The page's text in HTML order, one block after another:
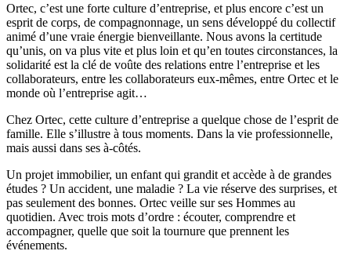
Ortec, c’est une forte culture d’entreprise, et plus encore c’est un
esprit de corps, de compagnonnage, un sens développé du collectif
animé d’une vraie énergie bienveillante. Nous avons la certitude
qu’unis, on va plus vite et plus loin et qu’en toutes circonstances, la
solidarité est la clé de voûte des relations entre l’entreprise et les
collaborateurs, entre les collaborateurs eux-mêmes, entre Ortec et le
monde où l’entreprise agit…
Chez Ortec, cette culture d’entreprise a quelque chose de l’esprit de
famille. Elle s’illustre à tous moments. Dans la vie professionnelle,
mais aussi dans ses à-côtés.
Un projet immobilier, un enfant qui grandit et accède à de grandes
études ? Un accident, une maladie ? La vie réserve des surprises, et
pas seulement des bonnes. Ortec veille sur ses Hommes au
quotidien. Avec trois mots d’ordre : écouter, comprendre et
accompagner, quelle que soit la tournure que prennent les
événements.